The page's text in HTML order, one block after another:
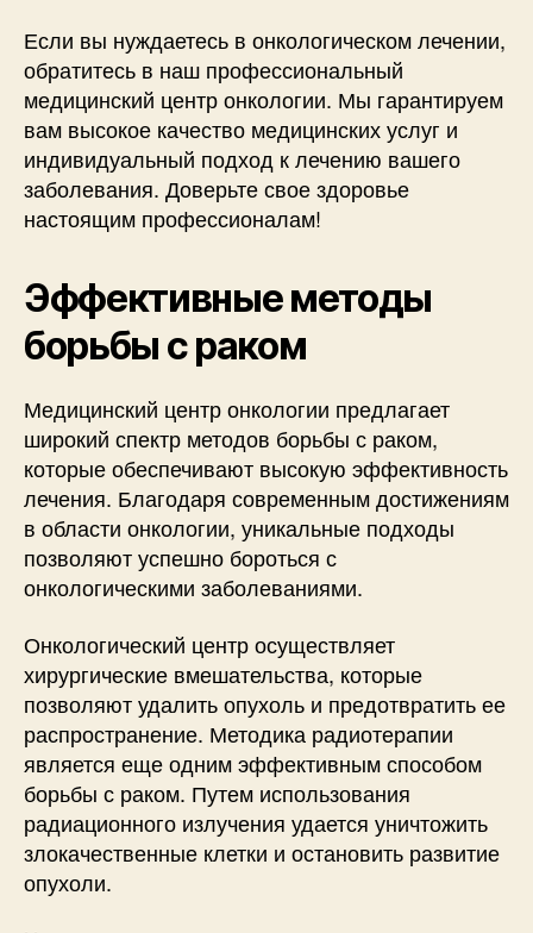
Если вы нуждаетесь в онкологическом лечении,
обратитесь в наш профессиональный
медицинский центр онкологии. Мы гарантируем
вам высокое качество медицинских услуг и
индивидуальный подход к лечению вашего
заболевания. Доверьте свое здоровье
настоящим профессионалам!
Эффективные методы
борьбы с раком
Медицинский центр онкологии предлагает
широкий спектр методов борьбы с раком,
которые обеспечивают высокую эффективность
лечения. Благодаря современным достижениям
в области онкологии, уникальные подходы
позволяют успешно бороться с
онкологическими заболеваниями.
Онкологический центр осуществляет
хирургические вмешательства, которые
позволяют удалить опухоль и предотвратить ее
распространение. Методика радиотерапии
является еще одним эффективным способом
борьбы с раком. Путем использования
радиационного излучения удается уничтожить
злокачественные клетки и остановить развитие
опухоли.